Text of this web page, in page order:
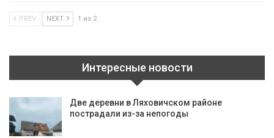
PREV NEXT 1 из 2
Интересные новости
Две деревни в Ляховичском районе
пострадали из-за непогоды